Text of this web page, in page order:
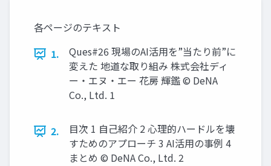
各ページのテキスト
1.
Ques#26 現場のAI活用を”当たり前”に
変えた 地道な取り組み 株式会社ディ
ー・エヌ・エー 花房 輝鑑 © DeNA
Co., Ltd. 1
2.
目次 1 自己紹介 2 心理的ハードルを壊
すためのアプローチ 3 AI活用の事例 4
まとめ © DeNA Co., Ltd. 2